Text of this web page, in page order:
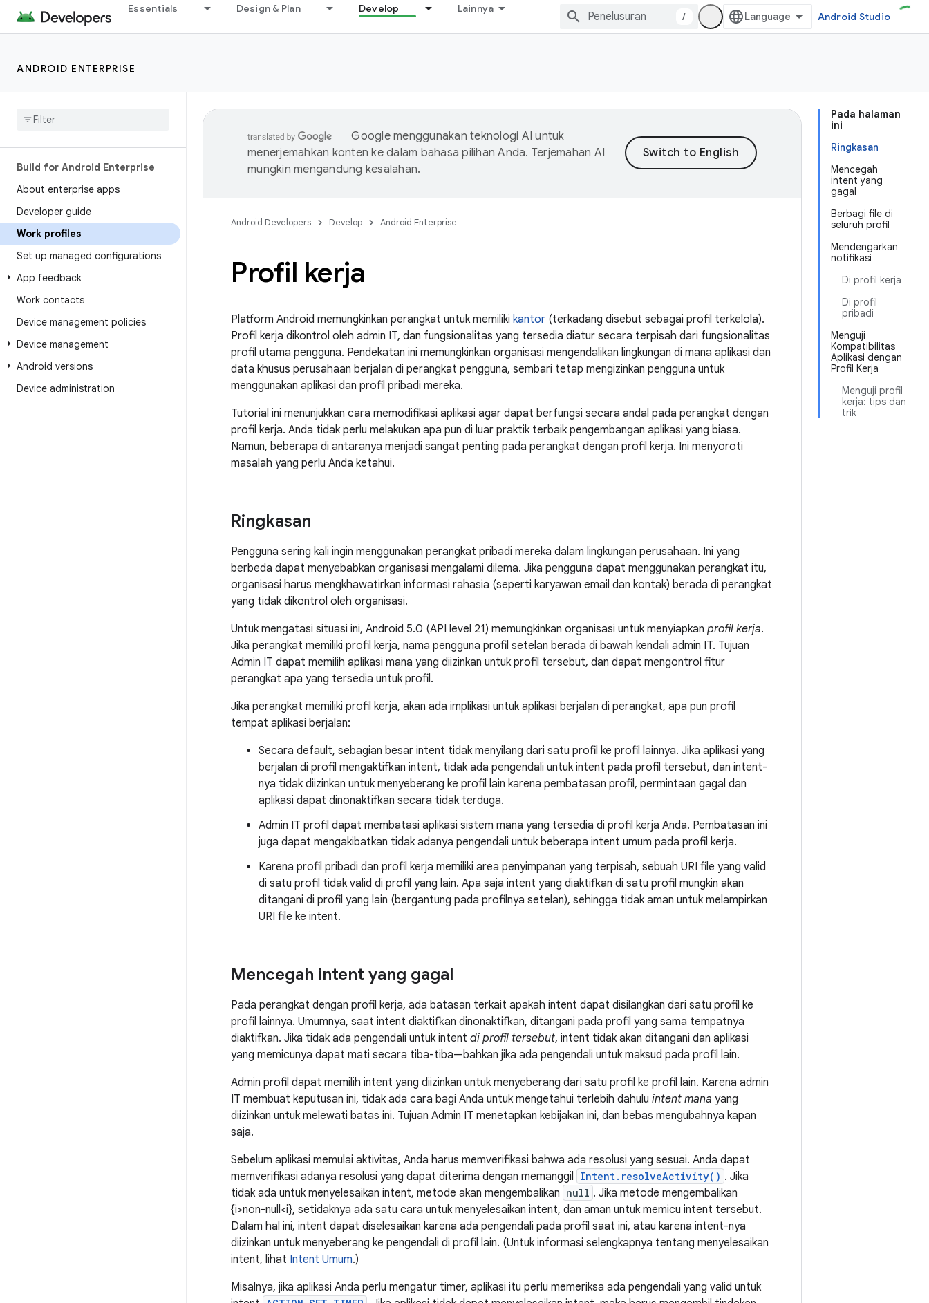
Essentials Design & Plan Develop Lainnya
/ Android Studio
ANDROID ENTERPRISE
Build for Android Enterprise
About enterprise apps
Developer guide
Work profiles
Set up managed configurations
App feedback
Work contacts
Device management policies
Device management
Android versions
Device administration
Pada halaman
ini
Ringkasan
Mencegah
intent yang
gagal
Berbagi file di
seluruh profil
Mendengarkan
notifikasi
Di profil kerja
Di profil
pribadi
Menguji
Kompatibilitas
Aplikasi dengan
Profil Kerja
Menguji profil
kerja: tips dan
trik
Google menggunakan teknologi AI untuk
menerjemahkan konten ke dalam bahasa pilihan Anda. Terjemahan AI
mungkin mengandung kesalahan.
Android Developers Develop Android Enterprise
Profil kerja
Platform Android memungkinkan perangkat untuk memiliki kantor (terkadang disebut sebagai profil terkelola).
Profil kerja dikontrol oleh admin IT, dan fungsionalitas yang tersedia diatur secara terpisah dari fungsionalitas
profil utama pengguna. Pendekatan ini memungkinkan organisasi mengendalikan lingkungan di mana aplikasi dan
data khusus perusahaan berjalan di perangkat pengguna, sembari tetap mengizinkan pengguna untuk
menggunakan aplikasi dan profil pribadi mereka.
Tutorial ini menunjukkan cara memodifikasi aplikasi agar dapat berfungsi secara andal pada perangkat dengan
profil kerja. Anda tidak perlu melakukan apa pun di luar praktik terbaik pengembangan aplikasi yang biasa.
Namun, beberapa di antaranya menjadi sangat penting pada perangkat dengan profil kerja. Ini menyoroti
masalah yang perlu Anda ketahui.
Ringkasan
Pengguna sering kali ingin menggunakan perangkat pribadi mereka dalam lingkungan perusahaan. Ini yang
berbeda dapat menyebabkan organisasi mengalami dilema. Jika pengguna dapat menggunakan perangkat itu,
organisasi harus mengkhawatirkan informasi rahasia (seperti karyawan email dan kontak) berada di perangkat
yang tidak dikontrol oleh organisasi.
Untuk mengatasi situasi ini, Android 5.0 (API level 21) memungkinkan organisasi untuk menyiapkan profil kerja.
Jika perangkat memiliki profil kerja, nama pengguna profil setelan berada di bawah kendali admin IT. Tujuan
Admin IT dapat memilih aplikasi mana yang diizinkan untuk profil tersebut, dan dapat mengontrol fitur
perangkat apa yang tersedia untuk profil.
Jika perangkat memiliki profil kerja, akan ada implikasi untuk aplikasi berjalan di perangkat, apa pun profil
tempat aplikasi berjalan:
Secara default, sebagian besar intent tidak menyilang dari satu profil ke profil lainnya. Jika aplikasi yang
berjalan di profil mengaktifkan intent, tidak ada pengendali untuk intent pada profil tersebut, dan intent-
nya tidak diizinkan untuk menyeberang ke profil lain karena pembatasan profil, permintaan gagal dan
aplikasi dapat dinonaktifkan secara tidak terduga.
Admin IT profil dapat membatasi aplikasi sistem mana yang tersedia di profil kerja Anda. Pembatasan ini
juga dapat mengakibatkan tidak adanya pengendali untuk beberapa intent umum pada profil kerja.
Karena profil pribadi dan profil kerja memiliki area penyimpanan yang terpisah, sebuah URI file yang valid
di satu profil tidak valid di profil yang lain. Apa saja intent yang diaktifkan di satu profil mungkin akan
ditangani di profil yang lain (bergantung pada profilnya setelan), sehingga tidak aman untuk melampirkan
URI file ke intent.
Mencegah intent yang gagal
Pada perangkat dengan profil kerja, ada batasan terkait apakah intent dapat disilangkan dari satu profil ke
profil lainnya. Umumnya, saat intent diaktifkan dinonaktifkan, ditangani pada profil yang sama tempatnya
diaktifkan. Jika tidak ada pengendali untuk intent di profil tersebut, intent tidak akan ditangani dan aplikasi
yang memicunya dapat mati secara tiba-tiba—bahkan jika ada pengendali untuk maksud pada profil lain.
Admin profil dapat memilih intent yang diizinkan untuk menyeberang dari satu profil ke profil lain. Karena admin
IT membuat keputusan ini, tidak ada cara bagi Anda untuk mengetahui terlebih dahulu intent mana yang
diizinkan untuk melewati batas ini. Tujuan Admin IT menetapkan kebijakan ini, dan bebas mengubahnya kapan
saja.
Sebelum aplikasi memulai aktivitas, Anda harus memverifikasi bahwa ada resolusi yang sesuai. Anda dapat
memverifikasi adanya resolusi yang dapat diterima dengan memanggil Intent.resolveActivity() . Jika
tidak ada untuk menyelesaikan intent, metode akan mengembalikan null . Jika metode mengembalikan
{i>non-null<i}, setidaknya ada satu cara untuk menyelesaikan intent, dan aman untuk memicu intent tersebut.
Dalam hal ini, intent dapat diselesaikan karena ada pengendali pada profil saat ini, atau karena intent-nya
diizinkan untuk menyeberang ke pengendali di profil lain. (Untuk informasi selengkapnya tentang menyelesaikan
intent, lihat Intent Umum.)
Misalnya, jika aplikasi Anda perlu mengatur timer, aplikasi itu perlu memeriksa ada pengendali yang valid untuk